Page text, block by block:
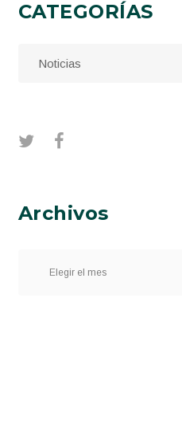
CATEGORÍAS
Archivos